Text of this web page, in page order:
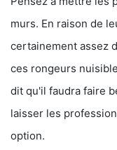
murs. En raison de
certainement assez
ces rongeurs
dit qu'il faudra faire
laisser les
option.